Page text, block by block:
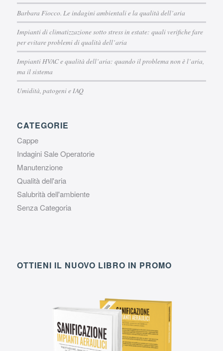
Barbara Fiocco. Le indagini ambientali e la qualità dell’aria
Impianti di climatizzazione sotto stress in estate: quali verifiche fare
per evitare problemi di qualità dell’aria
Impianti HVAC e qualità dell’aria: quando il problema non è l’aria,
ma il sistema
Umidità, patogeni e IAQ
CATEGORIE
Cappe
Indagini Sale Operatorie
Manutenzione
Qualità dell'aria
Salubrità dell'ambiente
Senza Categoria
OTTIENI IL NUOVO LIBRO IN PROMO